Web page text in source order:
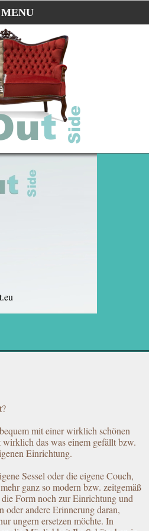
MENU
mit einer wirklich schönen
das was einem gefällt bzw.
Einrichtung.
Sessel oder die eigene Couch,
ganz so modern bzw. zeitgemäß
Form noch zur Einrichtung und
oder andere Erinnerung daran,
ungern ersetzen möchte. In